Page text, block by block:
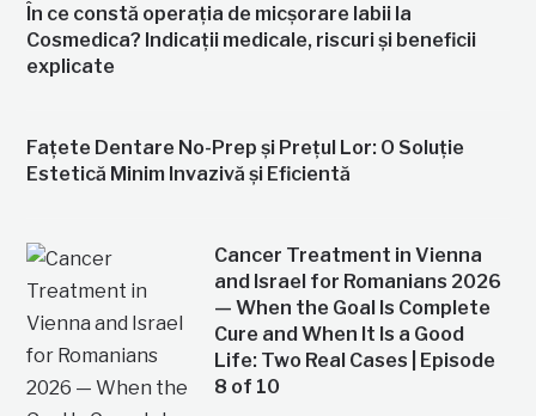
În ce constă operația de micșorare labii la
Cosmedica? Indicații medicale, riscuri și beneficii
explicate
Fațete Dentare No-Prep și Prețul Lor: O Soluție
Estetică Minim Invazivă și Eficientă
Cancer Treatment in Vienna
and Israel for Romanians 2026
— When the Goal Is Complete
Cure and When It Is a Good
Life: Two Real Cases | Episode
8 of 10